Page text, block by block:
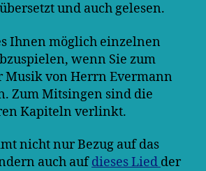
und auch gelesen.
Ihnen möglich einzelnen
wenn Sie zum
Musik von Herrn Evermann
Zum Mitsingen sind die
Kapiteln verlinkt.
nicht nur Bezug auf das
auch aufdieses Lied der